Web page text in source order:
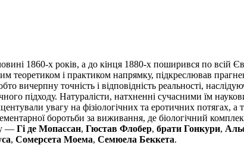
1860-х років, а до кінця 1880-х поширився по всій
теоретиком і практиком напрямку, підкреслював
вичерпну точність і відповідність реальності,
підходу. Натуралісти, натхненні сучасними їм
увагу на фізіологічних та еротичних потягах, а
боротьби за виживання, де біологічний
— Гі де Мопассан, Гюстав Флобер, брати Гонкури,
, Сомерсета Моема, Семюела Беккета.